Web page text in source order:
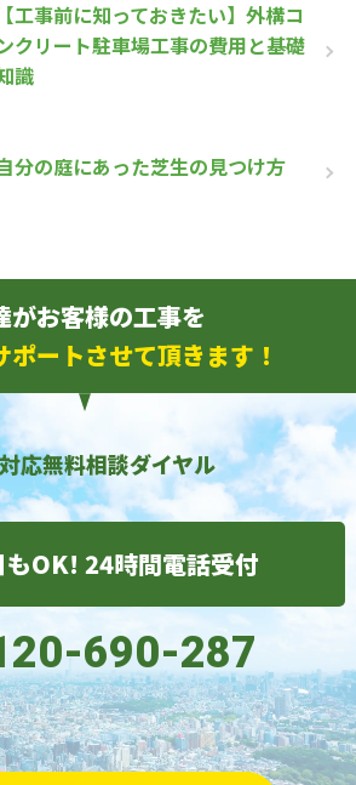
【工事前に知っておきたい】外構コ
クリート駐車場工事の費用と基礎
識
分の庭にあった芝生の見つけ方
がお客様の工事を
ポートさせて頂きます！
応無料相談ダイヤル
もOK! 24時間電話受付
690-287